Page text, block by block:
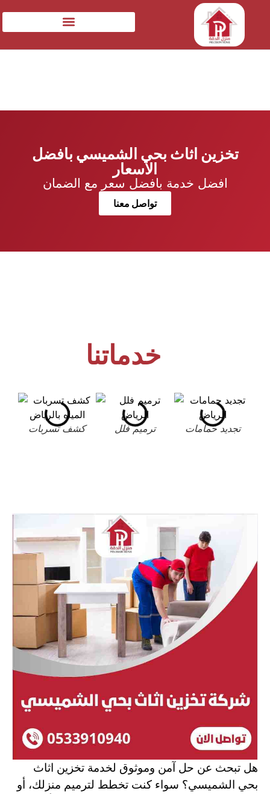
تخزين اثاث بحي الشميسي بافضل
الاسعار
افضل خدمة بافضل سعر مع الضمان
تواصل معنا
خدماتنا
كشف تسربات ترميم فلل تجديد حمامات
هل تبحث عن حل آمن وموثوق لخدمة تخزين اثاث
بحي الشميسي؟ سواء كنت تخطط لترميم منزلك، أو